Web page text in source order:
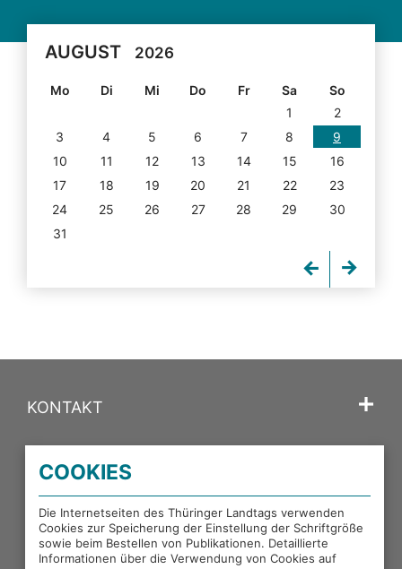
AUGUST 2026
Mo Di Mi Do Fr Sa
So
1
2
3
4 5 6 7 8
9
10
11 12 13 14 15
16
17
18 19 20 21 22
23
24
25 26 27 28 29
30
31
KONTAKT
PORTALE DES THÜRINGER LANDTAGS
EXTERNE LINKS
COOKIES
Die Internetseiten des Thüringer Landtags verwenden
Cookies zur Speicherung der Einstellung der Schriftgröße
sowie beim Bestellen von Publikationen. Detaillierte
Informationen über die Verwendung von Cookies auf